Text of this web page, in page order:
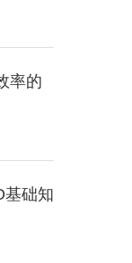
率的
基础知